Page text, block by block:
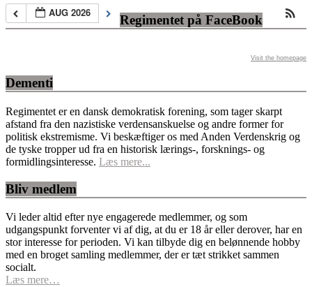
AUG 2026
Regimentet på FaceBook
Visit the homepage
Dementi
Regimentet er en dansk demokratisk forening, som tager skarpt
afstand fra den nazistiske verdensanskuelse og andre former for
politisk ekstremisme. Vi beskæftiger os med Anden Verdenskrig og
de tyske tropper ud fra en historisk lærings-, forsknings- og
formidlingsinteresse. Læs mere...
Bliv medlem
Vi leder altid efter nye engagerede medlemmer, og som
udgangspunkt forventer vi af dig, at du er 18 år eller derover, har en
stor interesse for perioden. Vi kan tilbyde dig en belønnende hobby
med en broget samling medlemmer, der er tæt strikket sammen
socialt.
Læs mere…